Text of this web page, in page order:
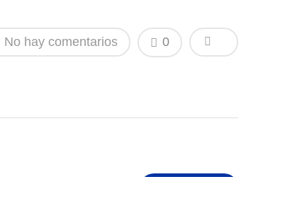
No hay comentarios 0